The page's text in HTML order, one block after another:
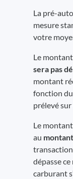
La pré-
mesure
votre
Le
sera pas
montant
fonction
prélevé
Le
au
dépasse
carburant